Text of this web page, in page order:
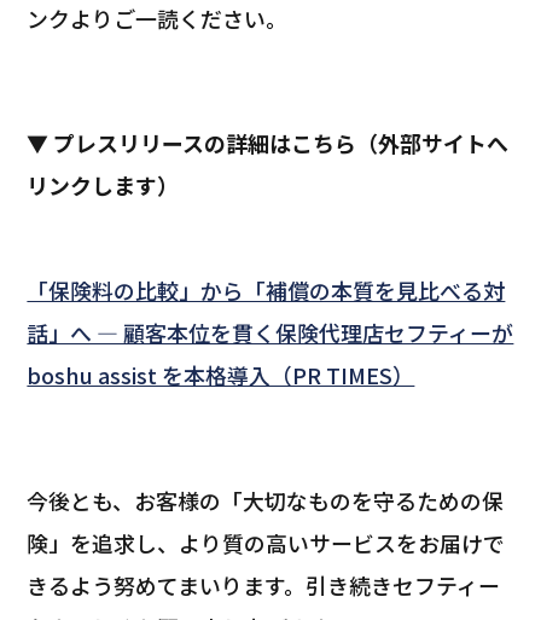
ンクよりご一読ください。
▼ プレスリリースの詳細はこちら（外部サイトへ
リンクします）
「保険料の比較」から「補償の本質を見比べる対
話」へ ― 顧客本位を貫く保険代理店セフティーが
boshu assist を本格導入（PR TIMES）
今後とも、お客様の「大切なものを守るための保
険」を追求し、より質の高いサービスをお届けで
きるよう努めてまいります。引き続きセフティー